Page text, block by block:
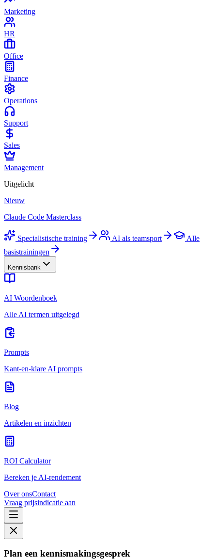
Marketing
HR
Office
Finance
Operations
Support
Sales
Management
Uitgelicht
Nieuw
Claude Code Masterclass
Specialistische training AI als teamsport
Alle
basistrainingen
Kennisbank
AI Woordenboek
Alle AI termen uitgelegd
Prompts
Kant-en-klare AI prompts
Blog
Artikelen en inzichten
ROI Calculator
Bereken je AI-rendement
Over onsContact
Vraag prijsindicatie aan
Plan een kennismakingsgesprek